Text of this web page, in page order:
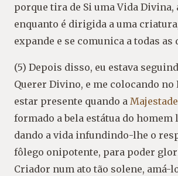
porque tira de Si uma Vida Divina,
enquanto é dirigida a uma
expande e se comunica a todas as
(5) Depois disso, eu estava
Querer Divino, e me colocando no
estar presente quando a
formado a bela estátua do homem
dando a vida infundindo-lhe o
fôlego onipotente, para poder
Criador num ato tão solene, amá-